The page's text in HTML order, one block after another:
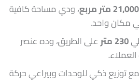
21,000 متر مربع
، ودي مساحة كافية
مكان واحد.
على الطريق، وده عنصر
مكون من دور أرضي و5 أدوار متكررة، مع توزيع ذكي للوحدات وبيراعي حركة